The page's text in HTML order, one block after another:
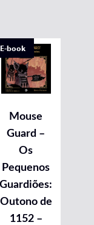
E-book
Mouse
Guard –
Os
Pequenos
Guardiões:
Outono de
1152 –